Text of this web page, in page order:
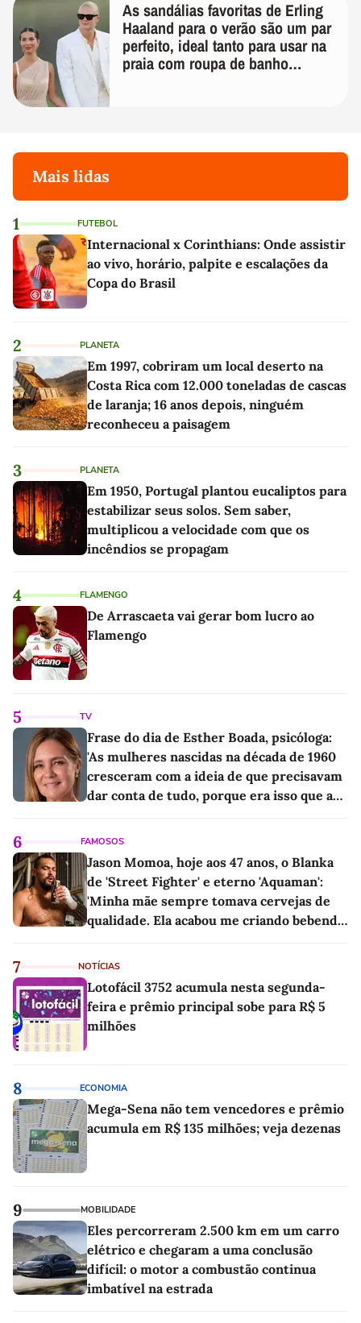
As sandálias favoritas de Erling
Haaland para o verão são um par
perfeito, ideal tanto para usar na
praia com roupa de banho
Mais lidas
1 FUTEBOL
Internacional x Corinthians: Onde assistir
ao vivo, horário, palpite e escalações da
Copa do Brasil
2 PLANETA
Em 1997, cobriram um local deserto na
Costa Rica com 12.000 toneladas de cascas
de laranja; 16 anos depois, ninguém
reconheceu a paisagem
3 PLANETA
Em 1950, Portugal plantou eucaliptos para
estabilizar seus solos. Sem saber,
multiplicou a velocidade com que os
incêndios se propagam
4 FLAMENGO
De Arrascaeta vai gerar bom lucro ao
Flamengo
5 TV
Frase do dia de Esther Boada, psicóloga:
'As mulheres nascidas na década de 1960
cresceram com a ideia de que precisavam
dar conta de tudo, porque era isso que a
6 FAMOSOS
Jason Momoa, hoje aos 47 anos, o Blanka
de 'Street Fighter' e eterno 'Aquaman':
'Minha mãe sempre tomava cervejas de
qualidade. Ela acabou me criando bebendo
7 NOTÍCIAS
Lotofácil 3752 acumula nesta segunda-
feira e prêmio principal sobe para R$ 5
milhões
8 ECONOMIA
Mega-Sena não tem vencedores e prêmio
acumula em R$ 135 milhões; veja dezenas
9 MOBILIDADE
Eles percorreram 2.500 km em um carro
elétrico e chegaram a uma conclusão
difícil: o motor a combustão continua
imbatível na estrada